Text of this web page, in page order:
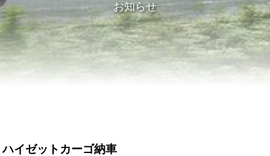
お知らせ
ハイゼットカーゴ納車